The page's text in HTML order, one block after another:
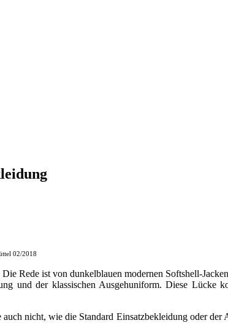
02/2018
Rede ist von dunkelblauen modernen Softshell-
und der klassischen Ausgehuniform. Diese Lücke
nicht, wie die Standard Einsatzbekleidung oder der